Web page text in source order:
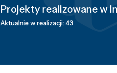
Projekty realizowane w
Aktualnie w realizacji: 43